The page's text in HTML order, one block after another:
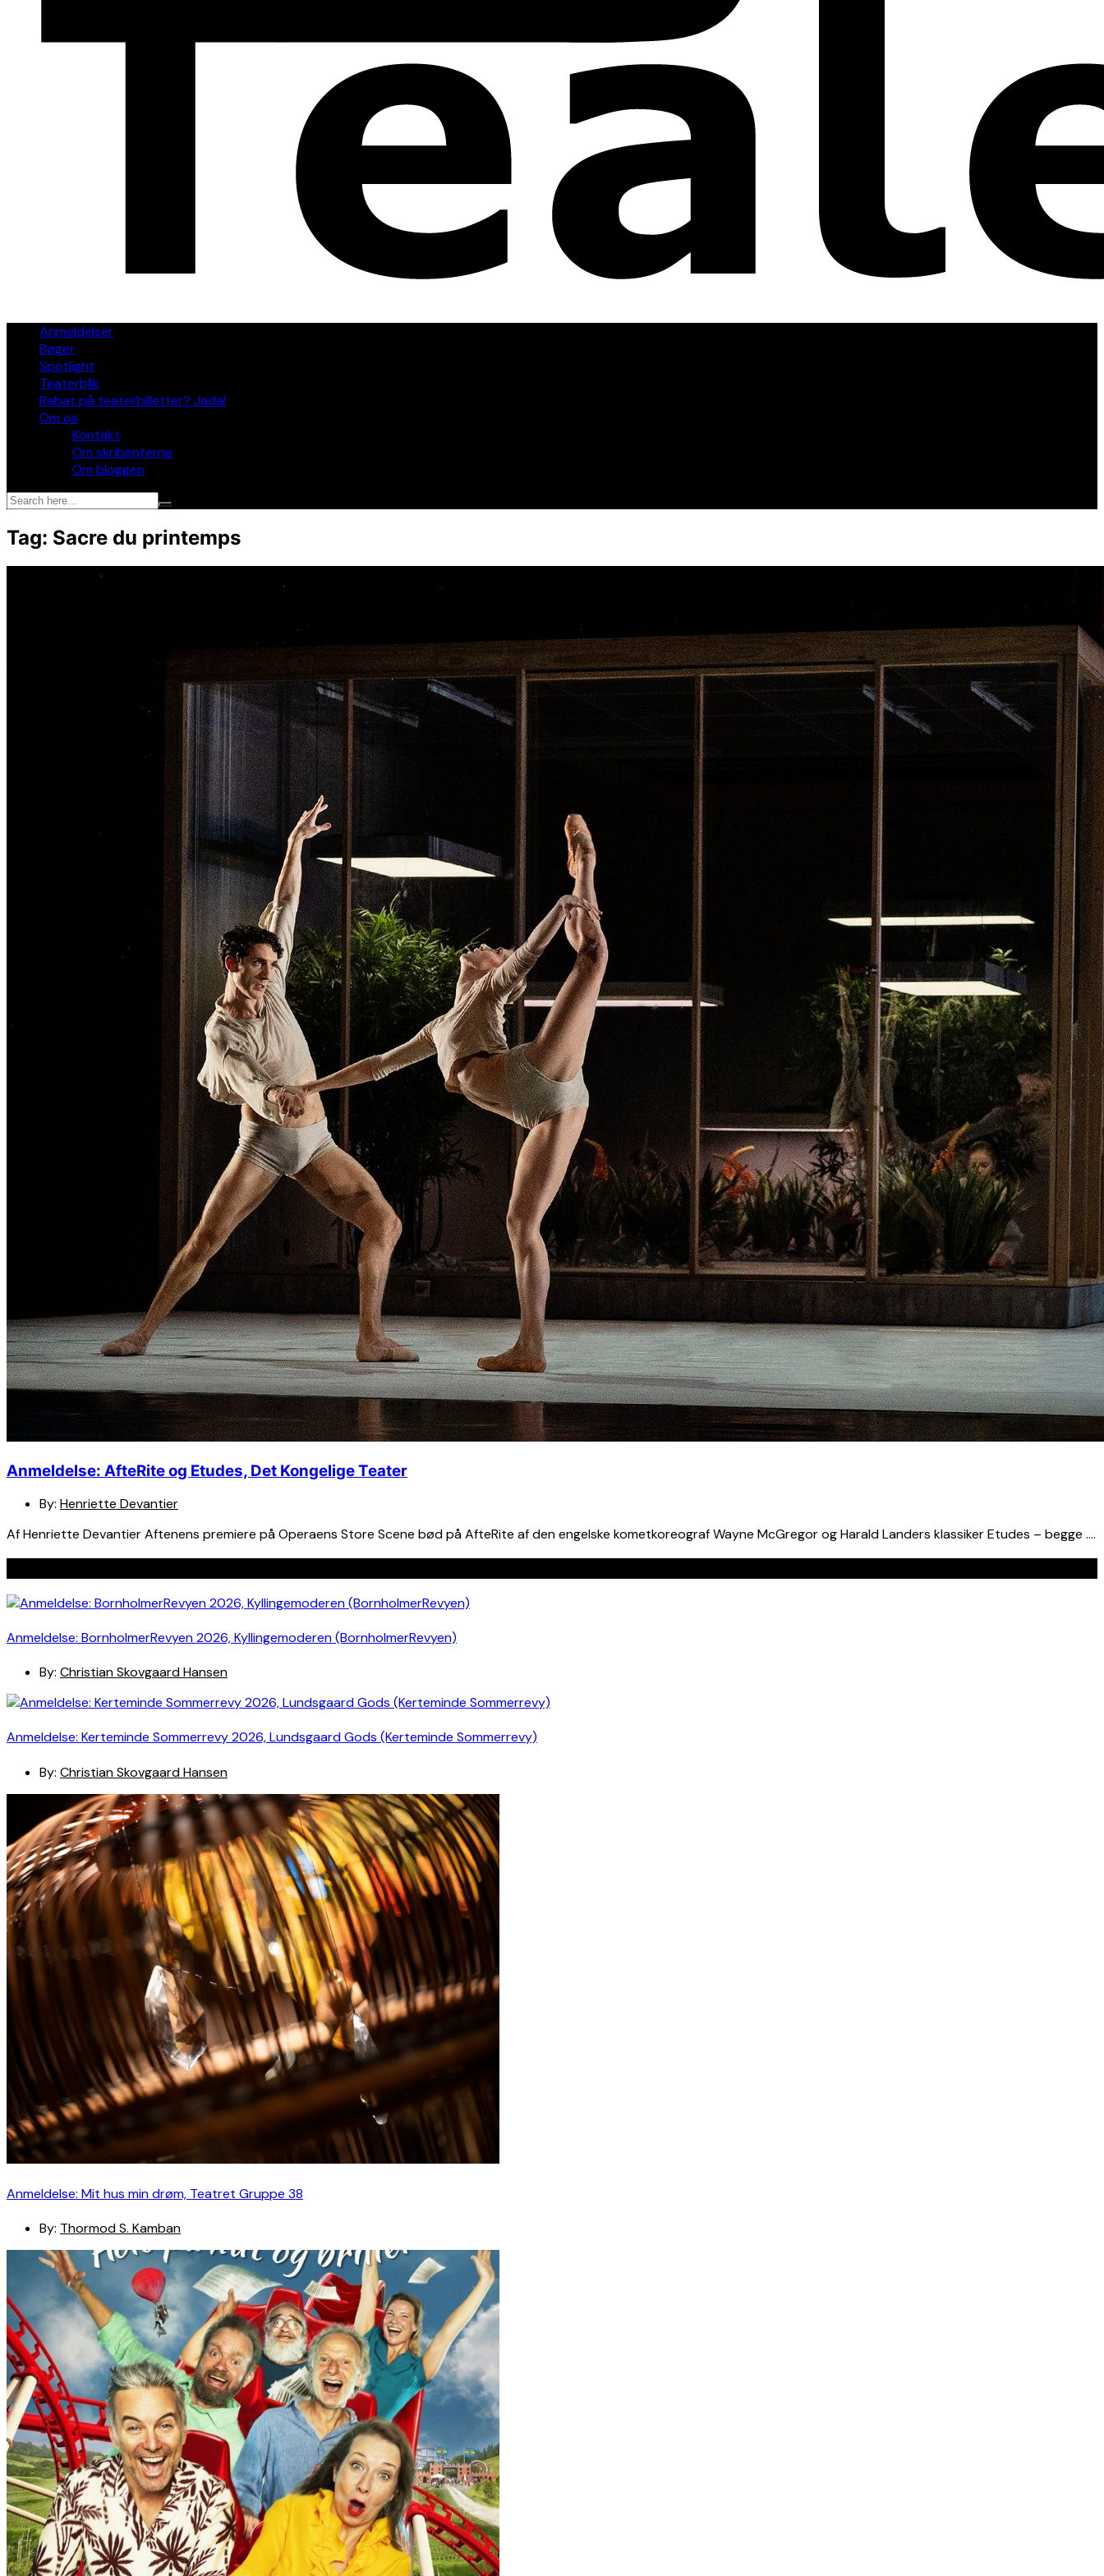
Anmeldelser
Bøger
Spotlight
Teaterblik
Rabat på teaterbilletter? Jada!
Om os
Kontakt
Om skribenterne
Om bloggen
Tag: Sacre du printemps
Anmeldelse: AfteRite og Etudes, Det Kongelige Teater
By: Henriette Devantier
Af Henriette Devantier Aftenens premiere på Operaens Store Scene bød på AfteRite af den engelske kometkoreograf Wayne McGregor og Harald Landers klassiker Etudes – begge ….
Anmeldelse: BornholmerRevyen 2026, Kyllingemoderen (BornholmerRevyen)
By: Christian Skovgaard Hansen
Anmeldelse: Kerteminde Sommerrevy 2026, Lundsgaard Gods (Kerteminde Sommerrevy)
By: Christian Skovgaard Hansen
Anmeldelse: Mit hus min drøm, Teatret Gruppe 38
By: Thormod S. Kamban